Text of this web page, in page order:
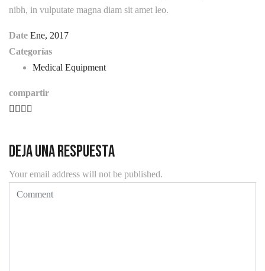
nibh, in vulputate magna diam sit amet leo.
Date Ene, 2017
Categorías
Medical Equipment
compartir
Deja una respuesta
Your email address will not be published.